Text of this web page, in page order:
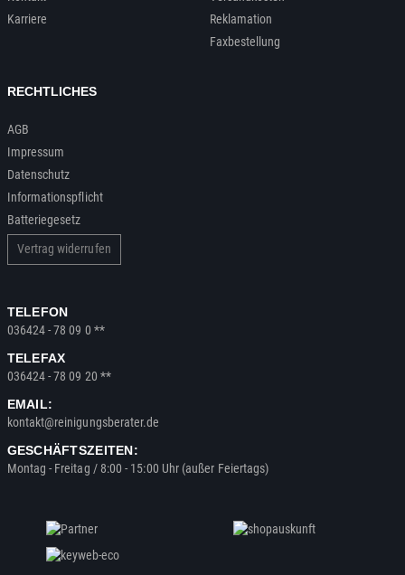
Karriere
Reklamation
Faxbestellung
RECHTLICHES
AGB
Impressum
Datenschutz
Informationspflicht
Batteriegesetz
Vertrag widerrufen
TELEFON
036424 - 78 09 0 **
TELEFAX
036424 - 78 09 20 **
EMAIL:
kontakt@reinigungsberater.de
GESCHÄFTSZEITEN:
Montag - Freitag / 8:00 - 15:00 Uhr (außer Feiertags)